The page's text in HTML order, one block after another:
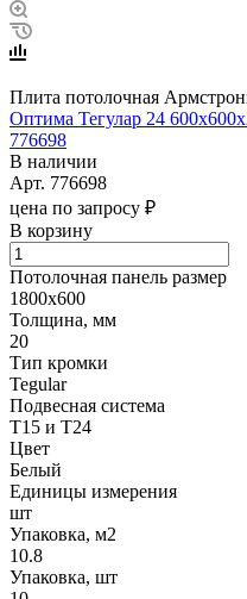
Плита потолочная
Оптима Тегулар 24
776698
В наличии
Арт. 776698
цена по запросу ₽
В корзину
Потолочная панель размер
1800х600
Толщина, мм
20
Тип кромки
Tegular
Подвесная система
Т15 и Т24
Цвет
Белый
Единицы измерения
шт
Упаковка, м2
10.8
Упаковка, шт